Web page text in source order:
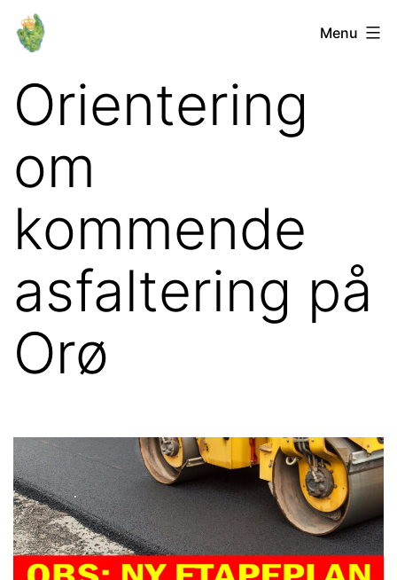
Fortsæt
Orø
Menu
Orientering
om
kommende
asfaltering på
Orø